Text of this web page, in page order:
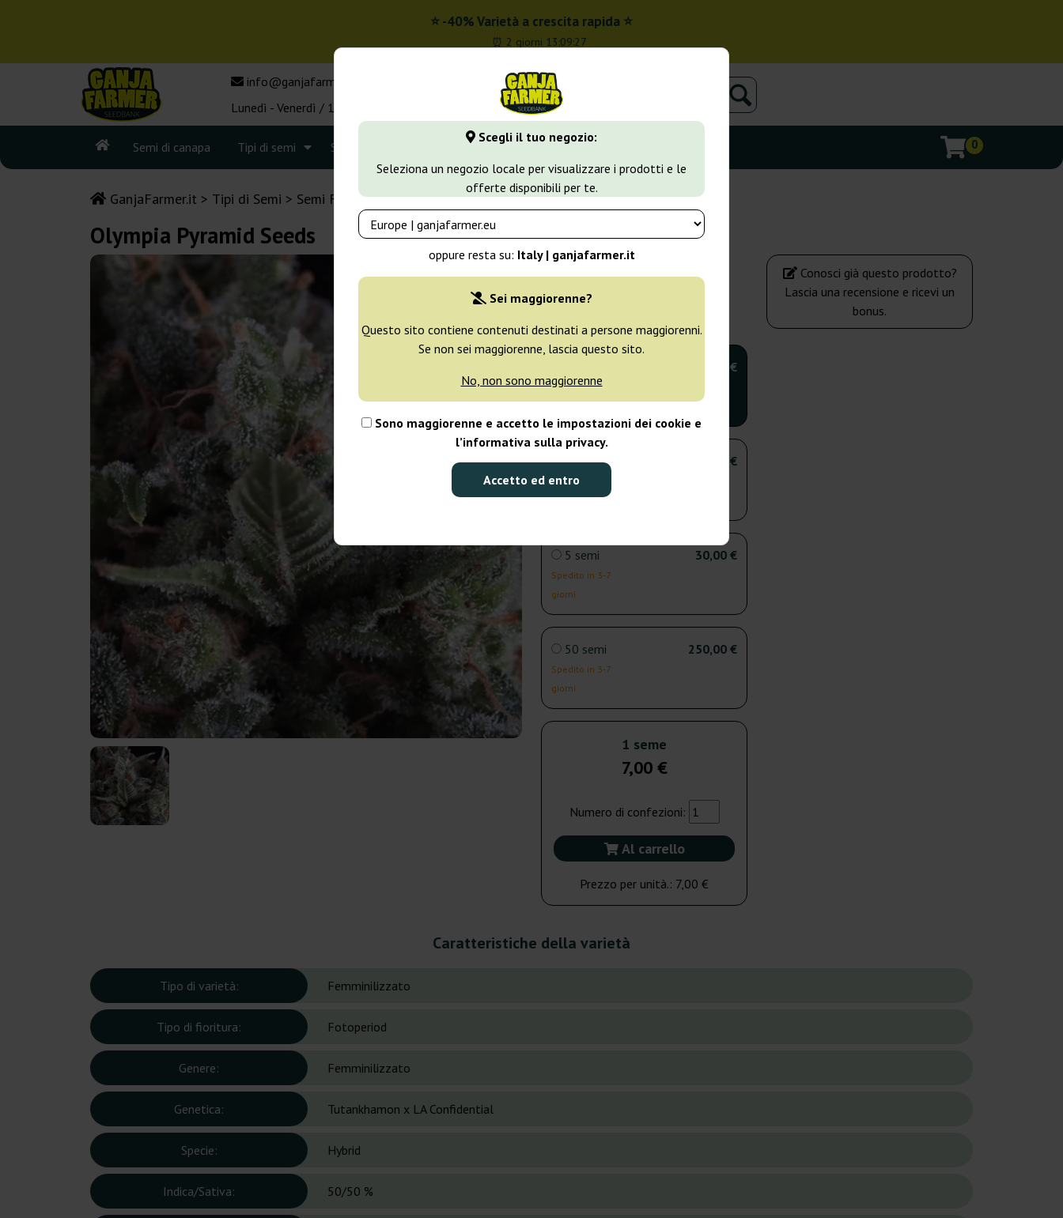
Scegli il tuo negozio:
Seleziona un negozio locale per visualizzare i prodotti e le
offerte disponibili per te.
oppure resta su: Italy | ganjafarmer.it
Sei maggiorenne?
Questo sito contiene contenuti destinati a persone maggiorenni.
Se non sei maggiorenne, lascia questo sito.
No, non sono maggiorenne
Sono maggiorenne e accetto le impostazioni dei cookie e
l’informativa sulla privacy.
Accetto ed entro
⭐ -40% Varietà a crescita rapida ⭐
⏰ 2 giorni 13:09:26
info@ganjafarmer.it
Lunedì - Venerdì / 10:00 - 16:00
Semi di canapa Tipi di semi Seedbank Tipi di marijuana 0
GanjaFarmer.it Tipi di Semi Semi Femminizzati di Cannabis Olympia
Olympia Pyramid Seeds
Allevatore:
Pyramid Seeds
Confezione originale:
Spedito in 3-7
7,00 €
3 semi
Spedito in 3-7
giorni
18,00 €
5 semi
Spedito in 3-7
giorni
30,00 €
50 semi
Spedito in 3-7
giorni
250,00 €
1 seme
7,00 €
Numero di confezioni:
Al carrello
Prezzo per unità.: 7,00 €
Conosci già questo prodotto?
Lascia una recensione e ricevi un
bonus.
Caratteristiche della varietà
Tipo di varietà: Femminilizzato
Tipo di fioritura: Fotoperiod
Genere: Femminilizzato
Genetica: Tutankhamon x LA Confidential
Specie: Hybrid
Indica/Sativa: 50/50 %